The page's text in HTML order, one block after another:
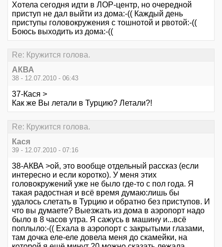
Хотела сегодня идти в ЛОР-центр, но очередной
приступ не дал выйти из дома:-(( Каждый день
приступы головокружения с тошнотой и рвотой:-((
Боюсь выходить из дома:-((
Re: Кружится голова.
АКВА
38 - 12.07.2010 - 06:43
37-Кася >
Как же Вы летали в Турцию? Летали?!
Re: Кружится голова.
Кася
39 - 12.07.2010 - 07:16
38-АКВА >ой, это вообще отдельный рассказ (если
интересно и если коротко). У меня этих
головокружений уже не было где-то с пол года. Я
такая радостная и всё время думаю:лишь бы
удалось слетать в Турцию и обратно без приступов. И
что вы думаете? Выезжать из дома в аэропорт надо
было в 8 часов утра. Я сажусь в машину и...всё
поплыло:-(( Ехала в аэропорт с закрытыми глазами,
там дочка еле-еле довела меня до скамейки, на